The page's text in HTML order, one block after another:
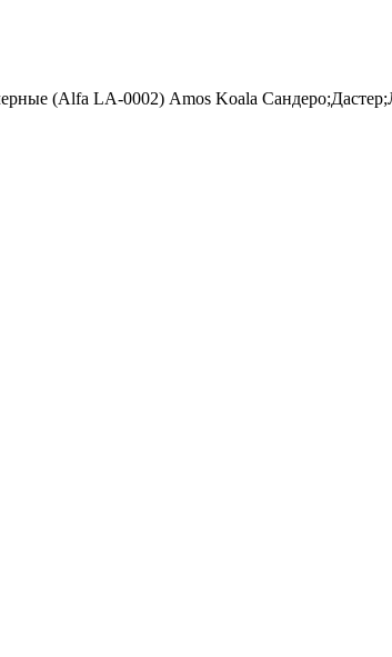
(Alfa LA-0002) Amos Koala